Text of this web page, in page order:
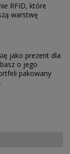
RFID, które
warstwę
jako prezent dla
o jego
pakowany